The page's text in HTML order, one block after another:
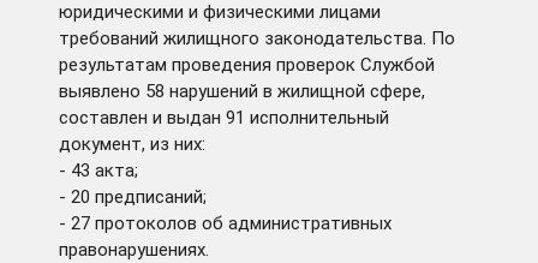
юридическими и физическими лицами
требований жилищного законодательства. По
результатам проведения проверок Службой
выявлено 58 нарушений в жилищной сфере,
составлен и выдан 91 исполнительный
документ, из них:
- 43 акта;
- 20 предписаний;
- 27 протоколов об административных
правонарушениях.